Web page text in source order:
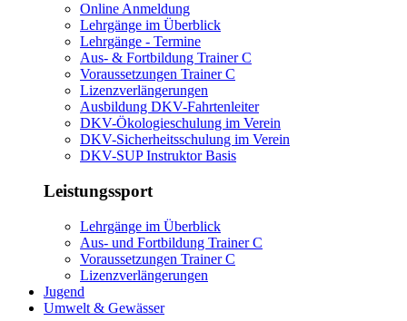
Online Anmeldung
Lehrgänge im Überblick
Lehrgänge - Termine
Aus- & Fortbildung Trainer C
Voraussetzungen Trainer C
Lizenzverlängerungen
Ausbildung DKV-Fahrtenleiter
DKV-Ökologieschulung im Verein
DKV-Sicherheitsschulung im Verein
DKV-SUP Instruktor Basis
Leistungssport
Lehrgänge im Überblick
Aus- und Fortbildung Trainer C
Voraussetzungen Trainer C
Lizenzverlängerungen
Jugend
Umwelt & Gewässer